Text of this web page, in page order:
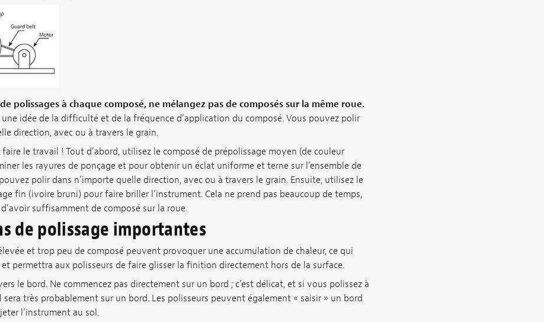
polissages à chaque composé, ne mélangez pas de composés sur la même roue.
idée de la difficulté et de la fréquence d’application du composé. Vous pouvez polir
direction, avec ou à travers le grain.
faire le travail ! Tout d’abord, utilisez le composé de prépolissage moyen (de couleur
les rayures de ponçage et pour obtenir un éclat uniforme et terne sur l’ensemble de
polir dans n’importe quelle direction, avec ou à travers le grain. Ensuite, utilisez le
fin (ivoire bruni) pour faire briller l’instrument. Cela ne prend pas beaucoup de temps,
suffisamment de composé sur la roue.
de polissage importantes
et trop peu de composé peuvent provoquer une accumulation de chaleur, ce qui
permettra aux polisseurs de faire glisser la finition directement hors de la surface.
le bord. Ne commencez pas directement sur un bord ; c’est délicat, et si vous polissez à
très probablement sur un bord. Les polisseurs peuvent également « saisir » un bord
l’instrument au sol.